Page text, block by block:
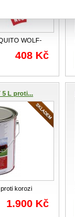
WOLF-
408 Kč
5 L proti...
korozi
stavebn ...
1.900 Kč